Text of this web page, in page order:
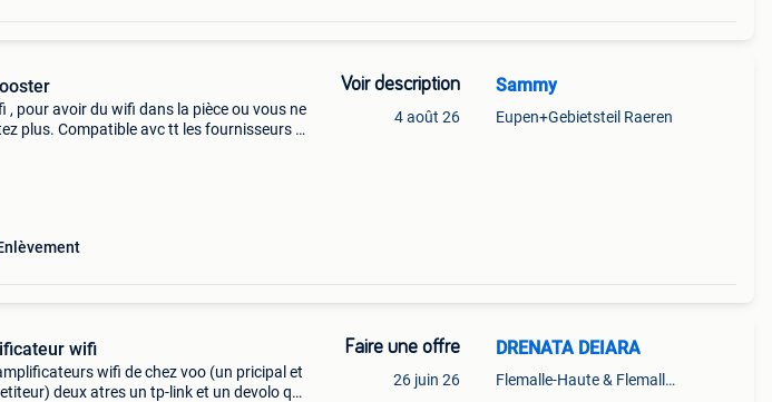
, pour avoir du wifi dans la pièce ou vous ne
plus. Compatible avc tt les fournisseurs (
Voir description
4 août 26
Sammy
Eupen+Gebietsteil Raeren
wifi
wifi de chez voo (un pricipal et
deux atres un tp-link et un devolo qui
Faire une offre
26 juin 26
DRENATA DEIARA
Flemalle-Haute & Flemalle- Grande & Partie Awirs